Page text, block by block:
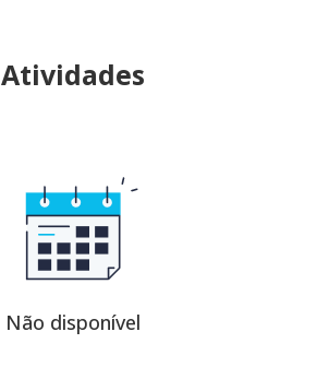
Atividades
Não disponível